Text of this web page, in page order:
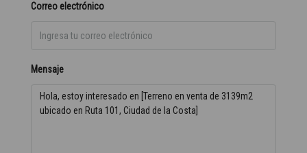
Correo electrónico
Mensaje